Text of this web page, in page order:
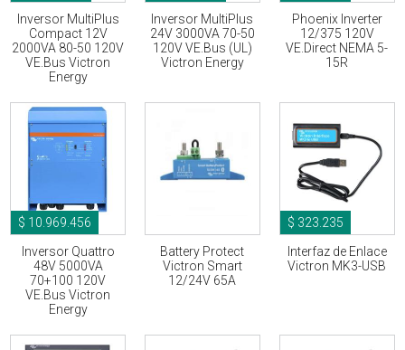
Inversor MultiPlus
Compact 12V
2000VA 80-50 120V
VE.Bus Victron
Energy
Inversor MultiPlus
24V 3000VA 70-50
120V VE.Bus (UL)
Victron Energy
Phoenix Inverter
12/375 120V
VE.Direct NEMA 5-
15R
$ 10.969.456
Inversor Quattro
48V 5000VA
70+100 120V
VE.Bus Victron
Energy
Battery Protect
Victron Smart
12/24V 65A
$ 323.235
Interfaz de Enlace
Victron MK3-USB